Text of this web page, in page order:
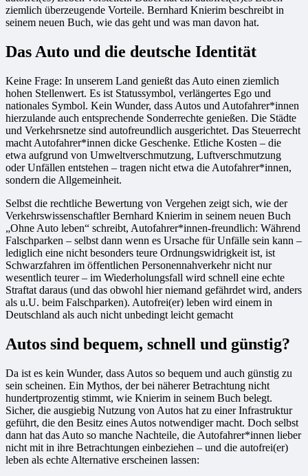
ziemlich überzeugende Vorteile. Bernhard Knierim beschreibt in
seinem neuen Buch, wie das geht und was man davon hat.
Das Auto und die deutsche Identität
Keine Frage: In unserem Land genießt das Auto einen ziemlich
hohen Stellenwert. Es ist Statussymbol, verlängertes Ego und
nationales Symbol. Kein Wunder, dass Autos und Autofahrer*innen
hierzulande auch entsprechende Sonderrechte genießen. Die Städte
und Verkehrsnetze sind autofreundlich ausgerichtet. Das Steuerrecht
macht Autofahrer*innen dicke Geschenke. Etliche Kosten – die
etwa aufgrund von Umweltverschmutzung, Luftverschmutzung
oder Unfällen entstehen – tragen nicht etwa die Autofahrer*innen,
sondern die Allgemeinheit.
Selbst die rechtliche Bewertung von Vergehen zeigt sich, wie der
Verkehrswissenschaftler Bernhard Knierim in seinem neuen Buch
„Ohne Auto leben“ schreibt, Autofahrer*innen-freundlich: Während
Falschparken – selbst dann wenn es Ursache für Unfälle sein kann –
lediglich eine nicht besonders teure Ordnungswidrigkeit ist, ist
Schwarzfahren im öffentlichen Personennahverkehr nicht nur
wesentlich teurer – im Wiederholungsfall wird schnell eine echte
Straftat daraus (und das obwohl hier niemand gefährdet wird, anders
als u.U. beim Falschparken). Autofrei(er) leben wird einem in
Deutschland als auch nicht unbedingt leicht gemacht
Autos sind bequem, schnell und günstig?
Da ist es kein Wunder, dass Autos so bequem und auch günstig zu
sein scheinen. Ein Mythos, der bei näherer Betrachtung nicht
hundertprozentig stimmt, wie Knierim in seinem Buch belegt.
Sicher, die ausgiebig Nutzung von Autos hat zu einer Infrastruktur
geführt, die den Besitz eines Autos notwendiger macht. Doch selbst
dann hat das Auto so manche Nachteile, die Autofahrer*innen lieber
nicht mit in ihre Betrachtungen einbeziehen – und die autofrei(er)
leben als echte Alternative erscheinen lassen: